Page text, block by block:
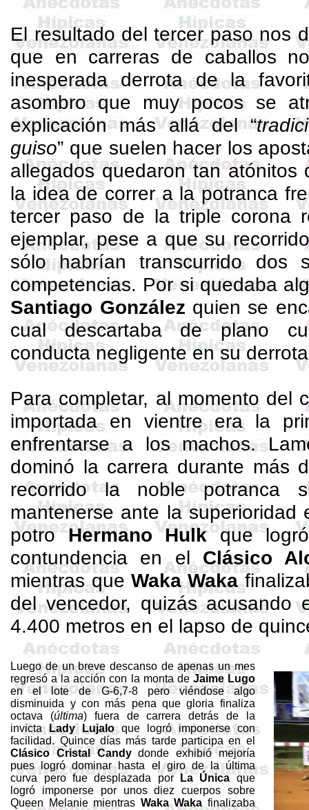
El resultado del tercer paso nos
que en carreras de caballos
inesperada derrota de la
asombro que muy pocos se
explicación más allá del “
guiso” que suelen hacer los
allegados quedaron tan atónitos
la idea de correr a la potranca
tercer paso de la triple corona
ejemplar, pese a que su
sólo habrían transcurrido dos
competencias. Por si quedaba
Santiago González quien se
cual descartaba de plano
conducta negligente en su
Para completar, al momento del
importada en vientre era la
enfrentarse a los machos.
dominó la carrera durante más
recorrido la noble potranca
mantenerse ante la
potroHermanoHulkque logró
contundencia en el Clásico
mientras que Waka Waka
del vencedor, quizás acusando
4.400 metros en el lapso de
Luego de un breve descanso de apenas un mes
regresó a la acción con la monta de Jaime Lugo
en el lote de G-6,7-8 pero viéndose algo
disminuida y con más pena que gloria finaliza
octava (última) fuera de carrera detrás de la
invictaLadyLujaloque logró imponerse con
facilidad. Quince días más tarde participa en el
Clásico Cristal Candydonde exhibió mejoría
pues logró dominar hasta el giro de la última
curva pero fue desplazada porLa Únicaque
logró imponerse por unos diez cuerpos sobre
Queen Melanie mientras Waka Waka finalizaba